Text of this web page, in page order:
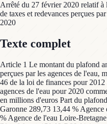
Arrêté du 27 février 2020 relatif à
de taxes et redevances perçues
2020
Texte complet
Article 1 Le montant du plafond
perçues par les agences de l'eau,
46 de la loi de finances pour 2012
agences de l'eau pour 2020
en millions d'euros Part du
Garonne 289,73 13,44 %
% Agence de l'eau Loire-